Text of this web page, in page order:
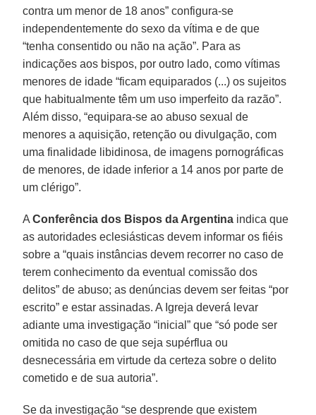
contra um menor de 18 anos” configura-se
independentemente do sexo da vítima e de que
“tenha consentido ou não na ação”. Para as
indicações aos bispos, por outro lado, como vítimas
menores de idade “ficam equiparados (...) os sujeitos
que habitualmente têm um uso imperfeito da razão”.
Além disso, “equipara-se ao abuso sexual de
menores a aquisição, retenção ou divulgação, com
uma finalidade libidinosa, de imagens pornográficas
de menores, de idade inferior a 14 anos por parte de
um clérigo”.
AConferência dos Bispos da Argentina indica que
as autoridades eclesiásticas devem informar os fiéis
sobre a “quais instâncias devem recorrer no caso de
terem conhecimento da eventual comissão dos
delitos” de abuso; as denúncias devem ser feitas “por
escrito” e estar assinadas. A Igreja deverá levar
adiante uma investigação “inicial” que “só pode ser
omitida no caso de que seja supérflua ou
desnecessária em virtude da certeza sobre o delito
cometido e de sua autoria”.
Se da investigação “se desprende que existem